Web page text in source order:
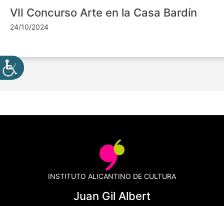
VII Concurso Arte en la Casa Bardín
24/10/2024
INSTITUTO ALICANTINO DE CULTURA
Juan Gil Albert